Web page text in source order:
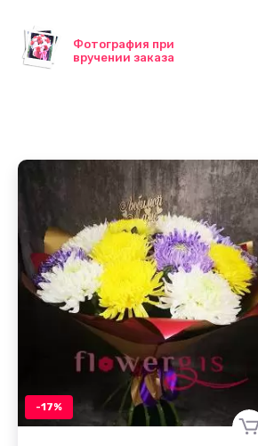
Фотография при
вручении заказа
-17%